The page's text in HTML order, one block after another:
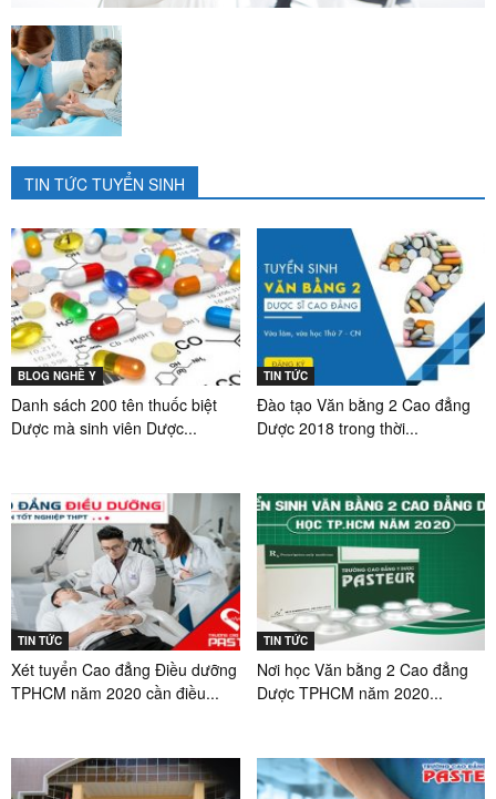
TIN TỨC TUYỂN SINH
BLOG NGHỀ Y
Danh sách 200 tên thuốc biệt
Dược mà sinh viên Dược...
TIN TỨC
Đào tạo Văn bằng 2 Cao đẳng
Dược 2018 trong thời...
TIN TỨC
Xét tuyển Cao đẳng Điều dưỡng
TPHCM năm 2020 cần điều...
TIN TỨC
Nơi học Văn bằng 2 Cao đẳng
Dược TPHCM năm 2020...